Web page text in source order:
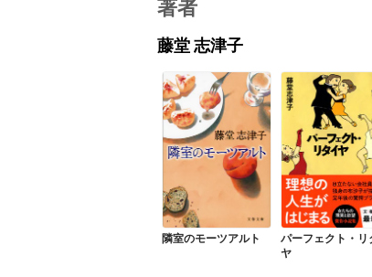
著者
藤堂 志津子
隣室のモーツアルト
パーフェクト・リ
ヤ